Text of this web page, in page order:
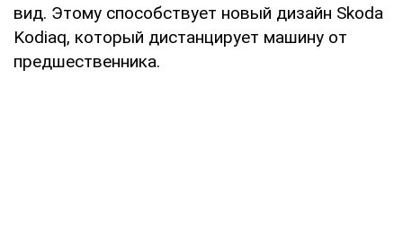
вид. Этому способствует новый дизайн Skoda
Kodiaq, который дистанцирует машину от
предшественника.